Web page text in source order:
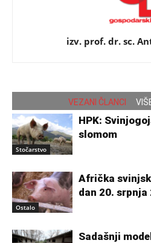
izv. prof. dr. sc.
VEZANI ČLANCI
Stočarstvo
HPK:
slomom
Ostalo
Afrička
dan 20. srpnja
Sadašnji